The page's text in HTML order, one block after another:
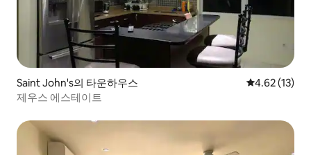
Saint John's의 타운하우스 평점 4.62점
4.62 (13)
제우스 에스테이트